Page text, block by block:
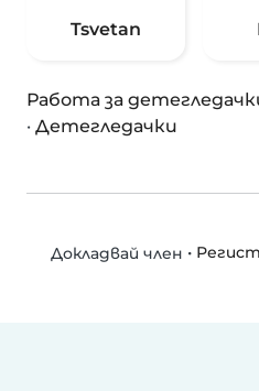
Tsvetan
Работа за
· Детегледачки
Докладвай член •